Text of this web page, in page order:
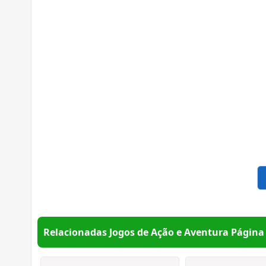
Relacionadas Jogos de Ação e Aventura Página